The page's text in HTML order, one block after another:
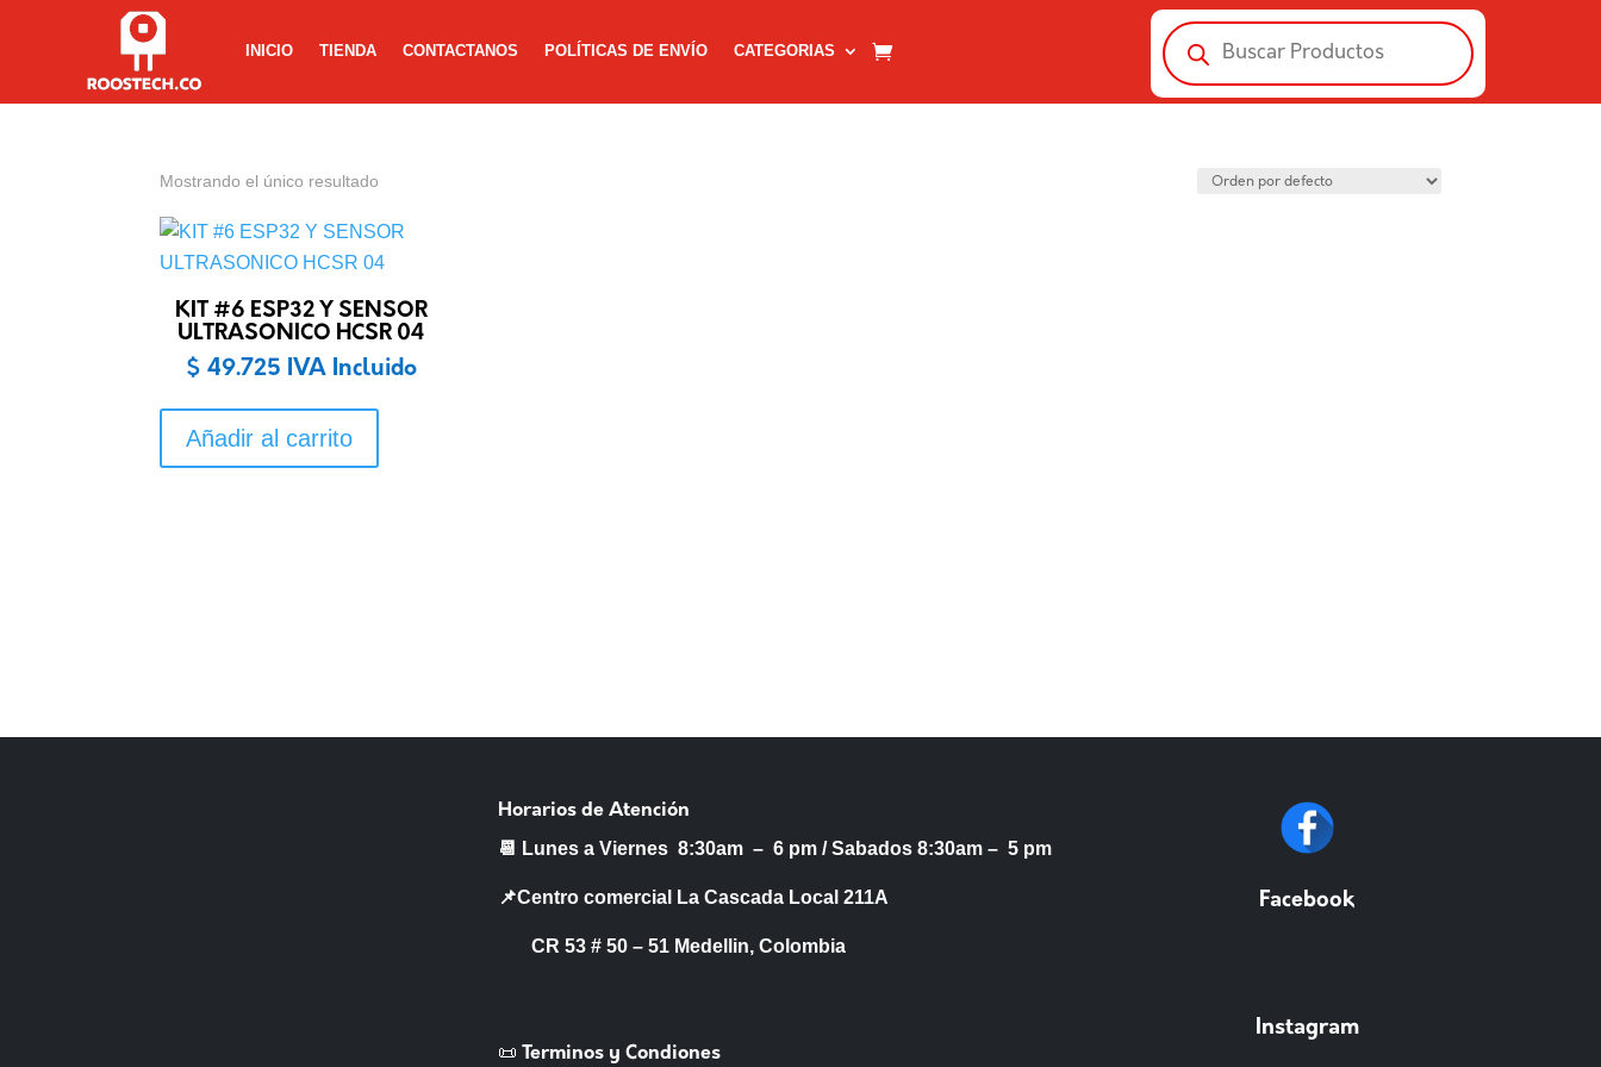
INICIO TIENDA CONTACTANOS POLÍTICAS DE ENVÍO CATEGORIAS
Búsqueda
de
productos
Mostrando el único resultado
KIT #6 ESP32 Y SENSOR
ULTRASONICO HCSR 04
$ 49.725 IVA Incluido
Añadir al carrito
Horarios de Atención
📆 Lunes a Viernes 8:30am – 6 pm /Sabados 8:30am – 5 pm
📌Centro comercial La Cascada Local 211A
CR 53 # 50 – 51 Medellin, Colombia
📜 Terminos y Condiones
Facebook
Instagram